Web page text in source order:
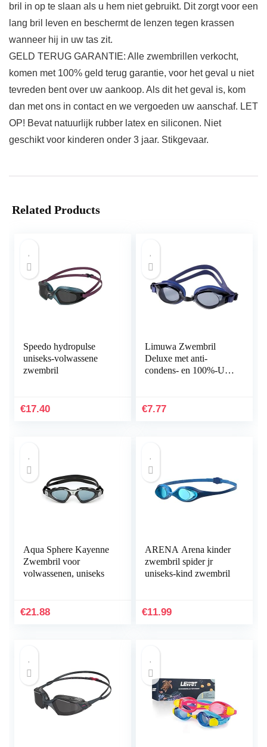
bril in op te slaan als u hem niet gebruikt. Dit zorgt voor een
lang bril leven en beschermt de lenzen tegen krassen
wanneer hij in uw tas zit.
GELD TERUG GARANTIE: Alle zwembrillen verkocht,
komen met 100% geld terug garantie, voor het geval u niet
tevreden bent over uw aankoop. Als dit het geval is, kom
dan met ons in contact en we vergoeden uw aanschaf. LET
OP! Bevat natuurlijk rubber latex en siliconen. Niet
geschikt voor kinderen onder 3 jaar. Stikgevaar.
Related Products
Speedo hydropulse
uniseks-volwassene
zwembril
€17.40
Limuwa Zwembril
Deluxe met anti-
condens- en 100%-UV-
€7.77
Aqua Sphere Kayenne
Zwembril voor
volwassenen, uniseks
€21.88
ARENA Arena kinder
zwembril spider jr
uniseks-kind zwembril
€11.99